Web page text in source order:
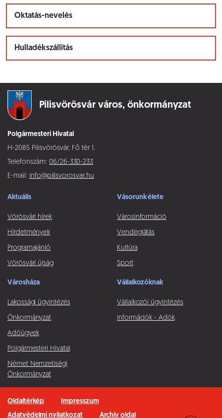
Oktatás-nevelés
Hulladékszállítás
Pilisvörösvár város, önkormányzat
Polgármesteri Hivatal
H-2085 Pilisvörösvár, Fő tér 1.
Telefonszám: 06/26-330-233
E-mail: info@pilisvorosvar.hu
Aktuális
Vörösvári hírek
Hírdetmények
Programajánló
Vörösvári újság
Vásorunk élete
Városinformáció
Vendéglátás
Kultúra
Sport
Városháza
Lakossági ügyintézés
Önkormányzat
Adóügyek
Polgármesteri Hivatal
Német Nemzetiségi
Önkormányzat
Vállalkozóknak
Vállalkozói ügyintézés
Információk - Adók
Oldaltérkép
Impresszum
Adatvédelmi nyilatkozat
Archív oldal